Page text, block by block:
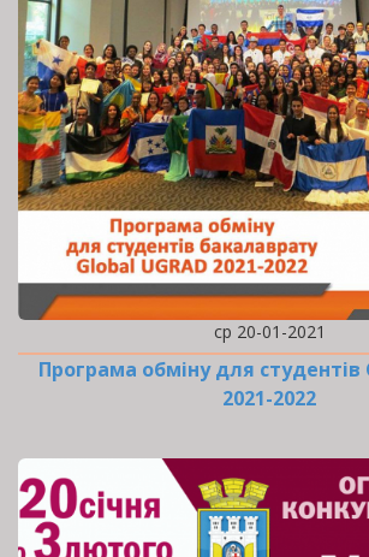
ср 20-01-2021
Програма обміну для студентів
2021-2022